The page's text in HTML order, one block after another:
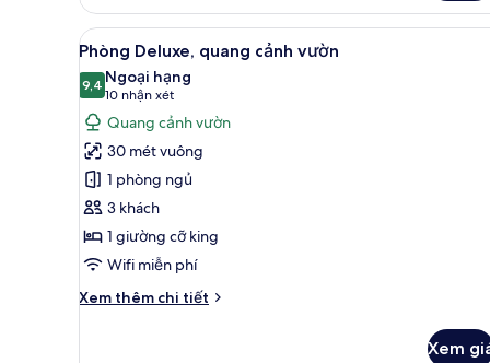
Xem
tất
cả
ảnh
Phòng
Deluxe,
quang
cảnh
vườn
Phòng Deluxe, quang cảnh
5
Phòng Deluxe, quang cảnh vườn
9,49,4 trên 10
Ngoại hạng
10 nhận xét
(10
nhận
xét)
Quang cảnh vườn
30 mét vuông
1 phòng ngủ
3 khách
1 giường cỡ king
Wifi miễn phí
Xem thêm chi tiết
Chi
Xem